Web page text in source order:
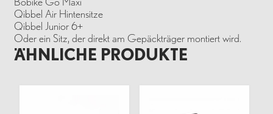
Qibbel Air Hintensitze
Qibbel Junior 6+
Oder ein Sitz, der direkt am Gepäckträger montiert wird.
ÄHNLICHE PRODUKTE